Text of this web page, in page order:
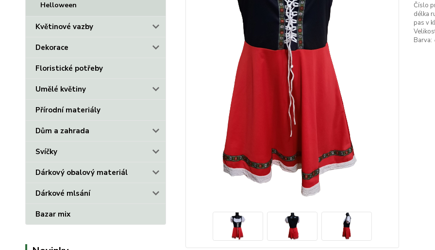
Helloween
Květinové vazby
Dekorace
Floristické potřeby
Umělé květiny
Přírodní materiály
Dům a zahrada
Svíčky
Dárkový obalový materiál
Dárkové mlsání
Bazar mix
Číslo
délka
pas v
Barva: